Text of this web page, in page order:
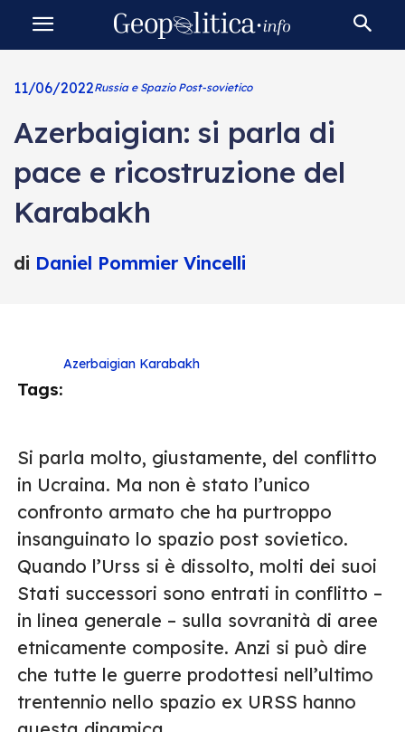
11/06/2022Russia e Spazio Post-sovietico
Azerbaigian: si parla di
pace e ricostruzione del
Karabakh
di Daniel Pommier Vincelli
Tags:
Azerbaigian Karabakh
Si parla molto, giustamente, del conflitto
in Ucraina. Ma non è stato l’unico
confronto armato che ha purtroppo
insanguinato lo spazio post sovietico.
Quando l’Urss si è dissolto, molti dei suoi
Stati successori sono entrati in conflitto –
in linea generale – sulla sovranità di aree
etnicamente composite. Anzi si può dire
che tutte le guerre prodottesi nell’ultimo
trentennio nello spazio ex URSS hanno